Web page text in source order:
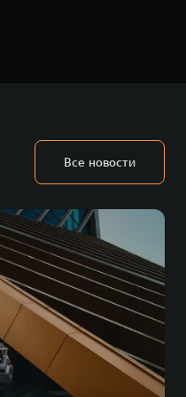
Компания была
производство, продажу и
энергии. Это
сегмент прогрессивных
превышают отметку в 1
место по объёмам продаж
Компания построила
Все новости